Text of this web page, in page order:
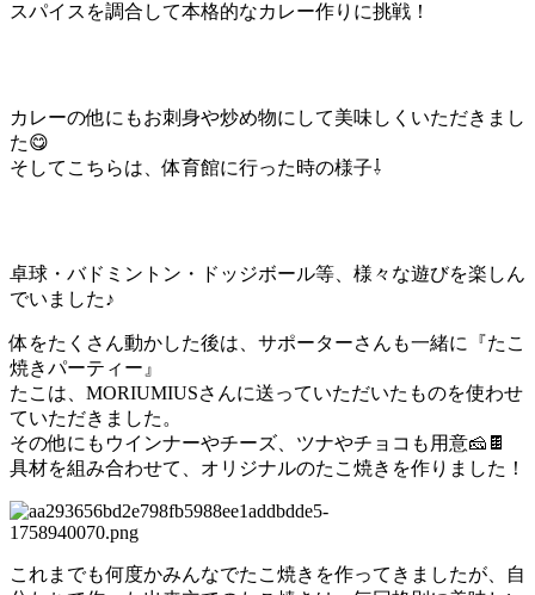
スパイスを調合して本格的なカレー作りに挑戦！
カレーの他にもお刺身や炒め物にして美味しくいただきまし
た😋
そしてこちらは、体育館に行った時の様子⇩
卓球・バドミントン・ドッジボール等、様々な遊びを楽しん
でいました♪
体をたくさん動かした後は、サポーターさんも一緒に『たこ
焼きパーティー』
たこは、MORIUMIUSさんに送っていただいたものを使わせ
ていただきました。
その他にもウインナーやチーズ、ツナやチョコも用意🧀🍫
具材を組み合わせて、オリジナルのたこ焼きを作りました！
これまでも何度かみんなでたこ焼きを作ってきましたが、自